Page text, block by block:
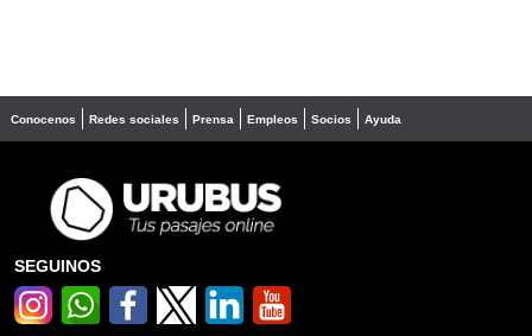
Conocenos Redes sociales Prensa Empleos Socios Ayuda
SEGUINOS